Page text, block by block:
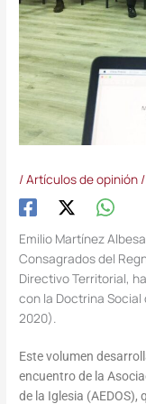
/Artículos de opinión
Emilio Martínez
Consagrados del
Directivo Territorial,
con la Doctrina Social
2020).
Este volumen
encuentro de la
de la Iglesia (AEDOS),